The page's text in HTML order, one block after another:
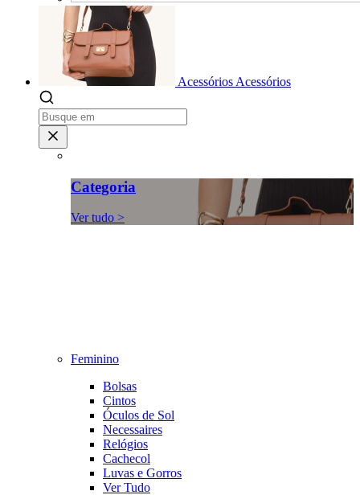
Acessórios Acessórios
Categoria
Ver tudo >
Feminino
Bolsas
Cintos
Óculos de Sol
Necessaires
Relógios
Cachecol
Luvas e Gorros
Ver Tudo